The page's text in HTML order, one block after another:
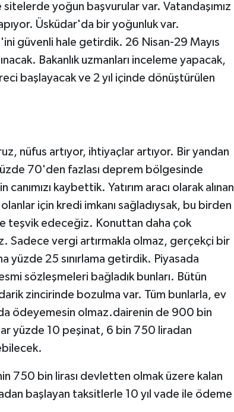
yoğun başvurular var. Vatandaşımız
Üsküdar'da bir yoğunluk var.
güvenli hale getirdik. 26 Nisan-29 Mayıs
Bakanlık uzmanları inceleme yapacak,
başlayacak ve 2 yıl içinde dönüştürülen
nüfus artıyor, ihtiyaçlar artıyor. Bir yandan
70'den fazlası deprem bölgesinde
kaybettik. Yatırım aracı olarak alınan
için kredi imkanı sağladıysak, bu birden
teşvik edeceğiz. Konuttan daha çok
Sadece vergi artırmakla olmaz, gerçekçi bir
yüzde 25 sınırlama getirdik. Piyasada
sözleşmeleri bağladık bunları. Bütün
zincirinde bozulma var. Tüm bunlarla, ev
ödeyemesin olmaz.dairenin de 900 bin
yüzde 10 peşinat, 6 bin 750 liradan
750 bin lirası devletten olmak üzere kalan
başlayan taksitlerle 10 yıl vade ile ödeme